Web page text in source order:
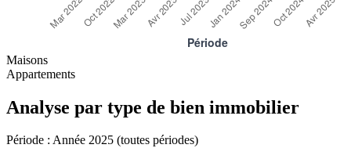
Maisons
Appartements
Analyse par type de bien immobilier
Période : Année 2025 (toutes périodes)